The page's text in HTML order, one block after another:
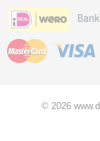
© 2026